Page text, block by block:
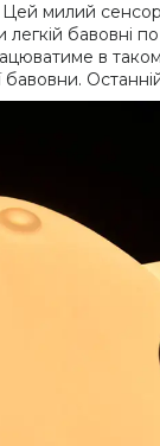
Цей милий
легкій
в
бавовни.